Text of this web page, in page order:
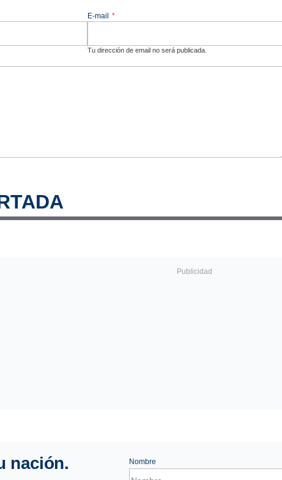
E-mail *
Tu dirección de email no será publicada.
nación.
Nombre